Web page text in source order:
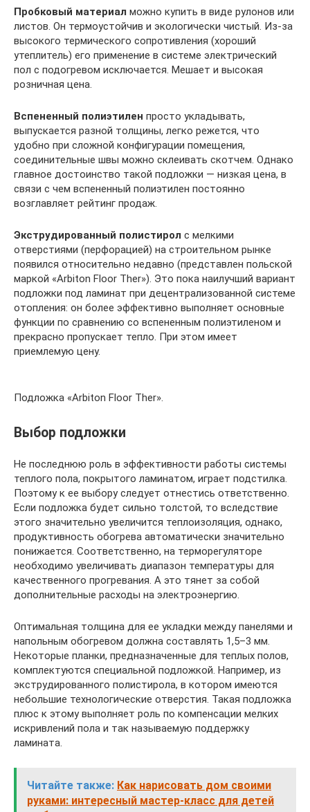
Пробковый материал можно купить в виде рулонов или
листов. Он термоустойчив и экологически чистый. Из-за
высокого термического сопротивления (хороший
утеплитель) его применение в системе электрический
пол с подогревом исключается. Мешает и высокая
розничная цена.
Вспененный полиэтилен просто укладывать,
выпускается разной толщины, легко режется, что
удобно при сложной конфигурации помещения,
соединительные швы можно склеивать скотчем. Однако
главное достоинство такой подложки — низкая цена, в
связи с чем вспененный полиэтилен постоянно
возглавляет рейтинг продаж.
Экструдированный полистирол с мелкими
отверстиями (перфорацией) на строительном рынке
появился относительно недавно (представлен польской
маркой «Arbiton Floor Ther»). Это пока наилучший вариант
подложки под ламинат при децентрализованной системе
отопления: он более эффективно выполняет основные
функции по сравнению со вспененным полиэтиленом и
прекрасно пропускает тепло. При этом имеет
приемлемую цену.
Подложка «Arbiton Floor Ther».
Выбор подложки
Не последнюю роль в эффективности работы системы
теплого пола, покрытого ламинатом, играет подстилка.
Поэтому к ее выбору следует отнестись ответственно.
Если подложка будет сильно толстой, то вследствие
этого значительно увеличится теплоизоляция, однако,
продуктивность обогрева автоматически значительно
понижается. Соответственно, на терморегуляторе
необходимо увеличивать диапазон температуры для
качественного прогревания. А это тянет за собой
дополнительные расходы на электроэнергию.
Оптимальная толщина для ее укладки между панелями и
напольным обогревом должна составлять 1,5–3 мм.
Некоторые планки, предназначенные для теплых полов,
комплектуются специальной подложкой. Например, из
экструдированного полистирола, в котором имеются
небольшие технологические отверстия. Такая подложка
плюс к этому выполняет роль по компенсации мелких
искривлений пола и так называемую поддержку
ламината.
Читайте также: Как нарисовать дом своими
руками: интересный мастер-класс для детей